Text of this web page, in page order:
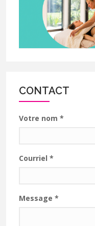
CONTACT
Votre nom *
Courriel *
Message *